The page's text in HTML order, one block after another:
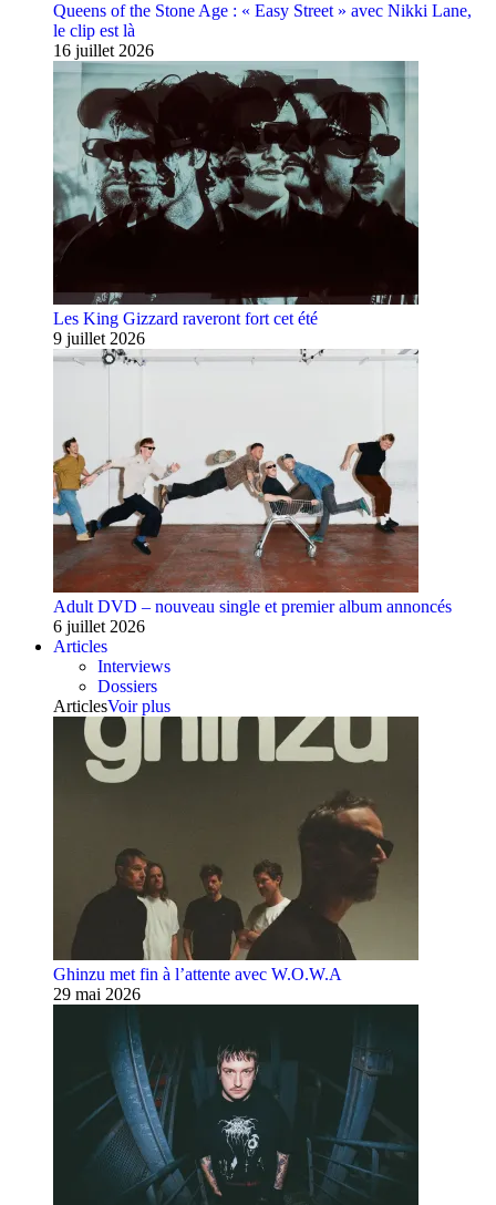
Queens of the Stone Age : « Easy Street » avec Nikki Lane,
le clip est là
16 juillet 2026
Les King Gizzard raveront fort cet été
9 juillet 2026
Adult DVD – nouveau single et premier album annoncés
6 juillet 2026
Articles
Interviews
Dossiers
ArticlesVoir plus
Ghinzu met fin à l’attente avec W.O.W.A
29 mai 2026